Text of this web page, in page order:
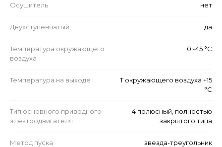
Осушитель нет
Двухступенчатый да
Температура окружающего
воздуха
0~45 °C
Температура на выходе
Т окружающего воздуха +15
°C
Тип основного приводного
электродвигателя
4 полюсный, полностью
закрытого типа
Метод пуска звезда-треугольник